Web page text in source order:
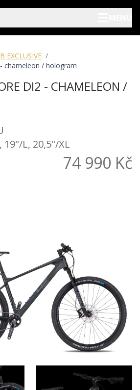
cs
EXCLUSIVE /
- chameleon / hologram
DI2 - CHAMELEON /
19"/L, 20,5"/XL
74 990 Kč